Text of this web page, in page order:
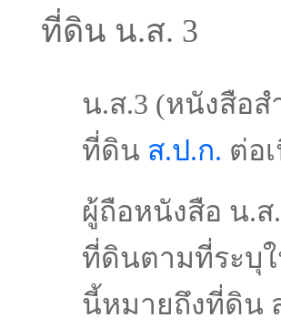
ที่ดิน น.ส. 3
น.ส.3 (หนังสือ
ที่ดิน ส.ป.ก. ต่อ
ผู้ถือหนังสือ น.
ที่ดินตามที่ระบุ
นี้หมายถึงที่ดิน